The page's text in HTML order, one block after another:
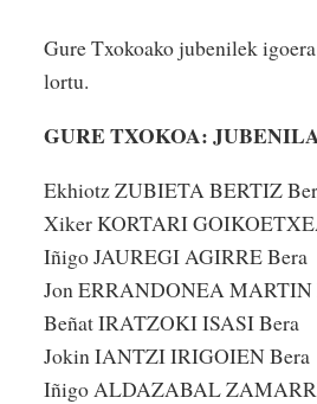
Gure Txokoako jubenilek
lortu.
GURE TXOKOA:
Ekhiotz ZUBIETA BERTIZ
Xiker KORTARI
Iñigo JAUREGI AGIRRE Bera
Jon ERRANDONEA MARTIN
Beñat IRATZOKI ISASI Bera
Jokin IANTZI IRIGOIEN Bera
Iñigo ALDAZABAL